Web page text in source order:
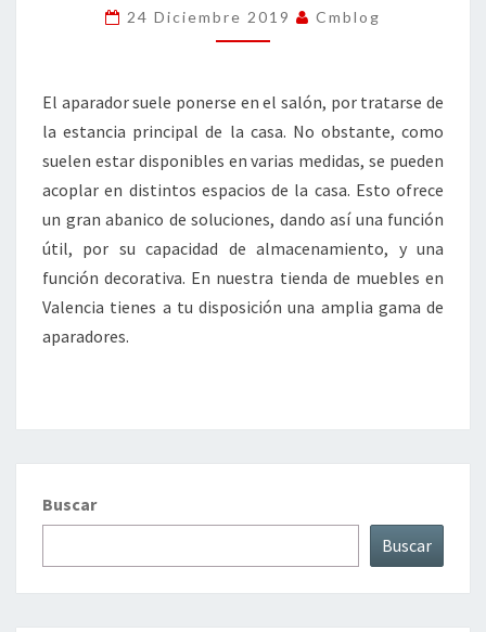
SINGULARES
24 Diciembre 2019 Cmblog
El aparador suele ponerse en el salón, por tratarse de
la estancia principal de la casa. No obstante, como
suelen estar disponibles en varias medidas, se pueden
acoplar en distintos espacios de la casa. Esto ofrece
un gran abanico de soluciones, dando así una función
útil, por su capacidad de almacenamiento, y una
función decorativa. En nuestra tienda de muebles en
Valencia tienes a tu disposición una amplia gama de
aparadores.
Buscar
Buscar